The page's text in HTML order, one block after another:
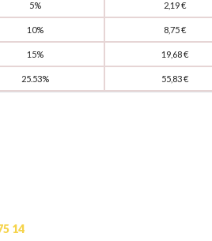
5% 2,19 €
10% 8,75 €
15% 19,68 €
25.53% 55,83 €
14